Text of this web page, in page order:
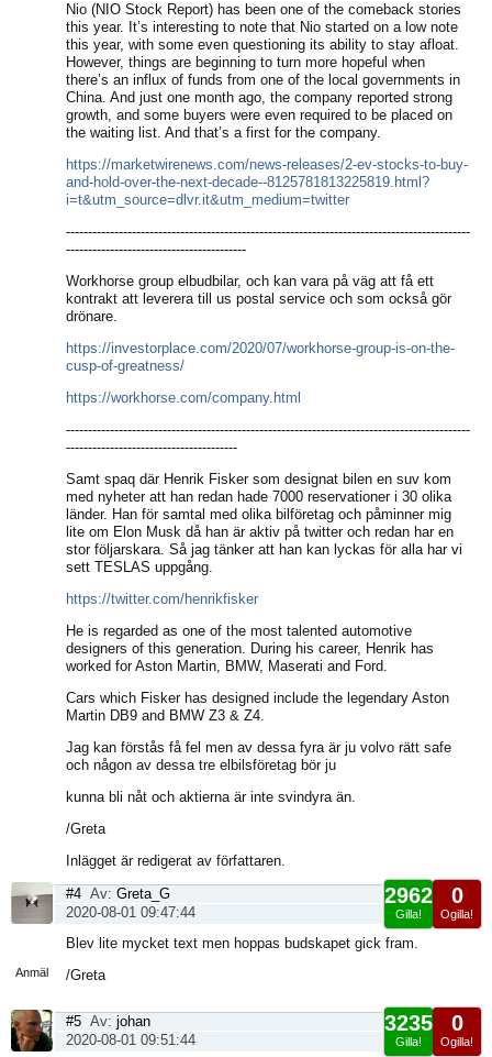
Nio (NIO Stock Report) has been one of the comeback stories
this year. It’s interesting to note that Nio started on a low note
this year, with some even questioning its ability to stay afloat.
However, things are beginning to turn more hopeful when
there’s an influx of funds from one of the local governments in
China. And just one month ago, the company reported strong
growth, and some buyers were even required to be placed on
the waiting list. And that’s a first for the company.
https://marketwirenews.com/news-releases/2-ev-stocks-to-buy-
and-hold-over-the-next-decade--8125781813225819.html?
i=t&utm_source=dlvr.it&utm_medium=twitter
--------------------------------------------------------------------------------------------
-----------------------------------------
Workhorse group elbudbilar, och kan vara på väg att få ett
kontrakt att leverera till us postal service och som också gör
drönare.
https://investorplace.com/2020/07/workhorse-group-is-on-the-
cusp-of-greatness/
https://workhorse.com/company.html
--------------------------------------------------------------------------------------------
---------------------------------------
Samt spaq där Henrik Fisker som designat bilen en suv kom
med nyheter att han redan hade 7000 reservationer i 30 olika
länder. Han för samtal med olika bilföretag och påminner mig
lite om Elon Musk då han är aktiv på twitter och redan har en
stor följarskara. Så jag tänker att han kan lyckas för alla har vi
sett TESLAS uppgång.
https://twitter.com/henrikfisker
He is regarded as one of the most talented automotive
designers of this generation. During his career, Henrik has
worked for Aston Martin, BMW, Maserati and Ford.
Cars which Fisker has designed include the legendary Aston
Martin DB9 and BMW Z3 & Z4.
Jag kan förstås få fel men av dessa fyra är ju volvo rätt safe
och någon av dessa tre elbilsföretag bör ju
kunna bli nåt och aktierna är inte svindyra än.
/Greta
Inlägget är redigerat av författaren.
Anmäl
0
Ogilla!
2962
Gilla!
#4 Av: Greta_G
2020-08-01 09:47:44
Blev lite mycket text men hoppas budskapet gick fram.
/Greta
0
Ogilla!
3235
Gilla!
#5 Av: johan
2020-08-01 09:51:44